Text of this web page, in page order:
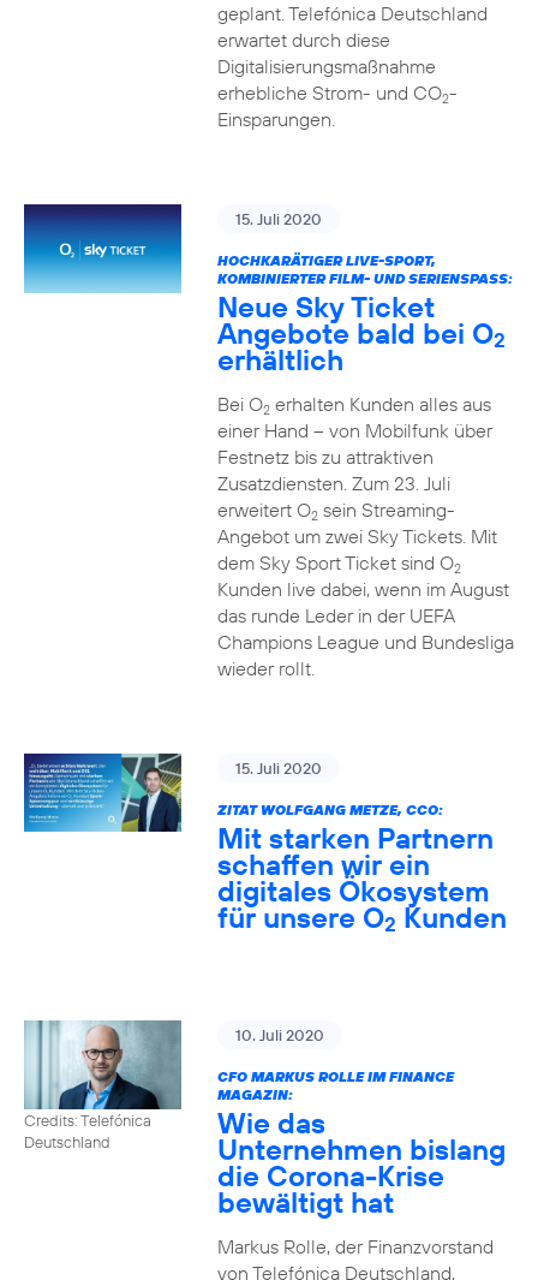
geplant. Telefónica Deutschland
erwartet durch diese
Digitalisierungsmaßnahme
erhebliche Strom- und CO2-
Einsparungen.
15. Juli 2020
HOCHKARÄTIGER LIVE-SPORT,
KOMBINIERTER FILM- UND SERIENSPASS:
Neue Sky Ticket
Angebote bald bei O2
erhältlich
Bei O2erhalten Kunden alles aus
einer Hand – von Mobilfunk über
Festnetz bis zu attraktiven
Zusatzdiensten. Zum 23. Juli
erweitert O2sein Streaming-
Angebot um zwei Sky Tickets. Mit
dem Sky Sport Ticket sind O2
Kunden live dabei, wenn im August
das runde Leder in der UEFA
Champions League und Bundesliga
wieder rollt.
15. Juli 2020
ZITAT WOLFGANG METZE, CCO:
Mit starken Partnern
schaffen wir ein
digitales Ökosystem
für unsere O2 Kunden
Credits: Telefónica
Deutschland
10. Juli 2020
CFO MARKUS ROLLE IM FINANCE
MAGAZIN:
Wie das
Unternehmen bislang
die Corona-Krise
bewältigt hat
Markus Rolle, der Finanzvorstand
von Telefónica Deutschland,